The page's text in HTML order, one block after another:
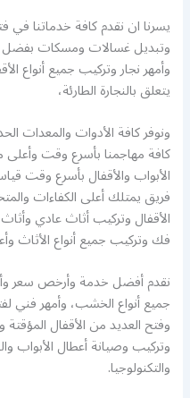
يسرنا ان نقدم كافة خدماتنا
وتبديل غسالات ومسكات بفضل
وأمهر نجار وتركيب جميع أنواع
يتعلق بالنجارة الطارئة،
ونوفر كافة الأدوات والمعدات
كافة مهاجمنا بأسرع وقت وأعلى
الأبواب والأقفال بأسرع وقت
فريق يمتلك أعلى الكفاءات
الأقفال وتركيب أثاث عادي
فك وتركيب جميع أنواع الأثاث
نقدم أفضل خدمة وأرخص سعر
جميع أنواع الخشب، وأمهر فني
وفتح العديد من الأقفال المؤقتة
وتركيب وصيانة أعطال الأبواب
والتكنولوجيا.